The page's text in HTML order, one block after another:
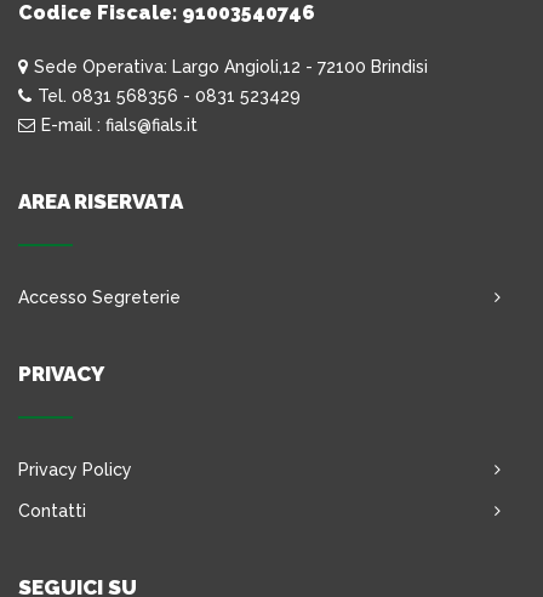
Codice Fiscale: 91003540746
Sede Operativa: Largo Angioli,12 - 72100 Brindisi
Tel. 0831 568356 - 0831 523429
E-mail : fials@fials.it
AREA RISERVATA
Accesso Segreterie
PRIVACY
Privacy Policy
Contatti
SEGUICI SU